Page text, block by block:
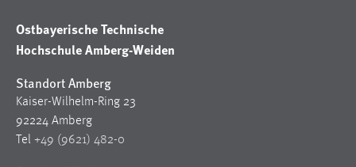
Ostbayerische Technische
Hochschule Amberg-Weiden
Standort Amberg
Kaiser-Wilhelm-Ring 23
92224 Amberg
Tel +49 (9621) 482-0
Sprachpräferenz
site-language-preference
Zweck:
Das Cookie speichert die gewählte Sprache der Website.